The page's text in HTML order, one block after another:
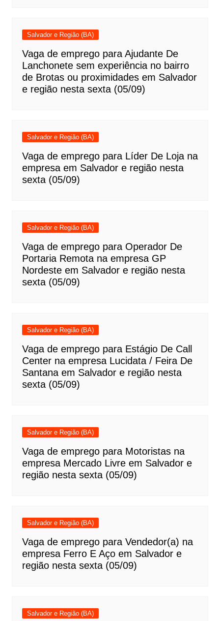
Salvador e Região (BA)
Vaga de emprego para Ajudante De
Lanchonete sem experiência no bairro
de Brotas ou proximidades em Salvador
e região nesta sexta (05/09)
Salvador e Região (BA)
Vaga de emprego para Líder De Loja na
empresa em Salvador e região nesta
sexta (05/09)
Salvador e Região (BA)
Vaga de emprego para Operador De
Portaria Remota na empresa GP
Nordeste em Salvador e região nesta
sexta (05/09)
Salvador e Região (BA)
Vaga de emprego para Estágio De Call
Center na empresa Lucidata / Feira De
Santana em Salvador e região nesta
sexta (05/09)
Salvador e Região (BA)
Vaga de emprego para Motoristas na
empresa Mercado Livre em Salvador e
região nesta sexta (05/09)
Salvador e Região (BA)
Vaga de emprego para Vendedor(a) na
empresa Ferro E Aço em Salvador e
região nesta sexta (05/09)
Salvador e Região (BA)